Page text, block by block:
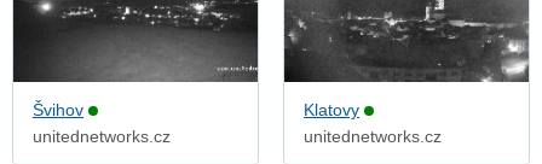
Švihov
unitednetworks.cz
Klatovy
unitednetworks.cz